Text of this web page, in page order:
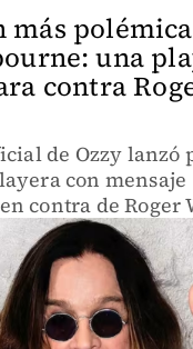
más
una
contra
de Ozzy lanzó
con mensaje
contra de Roger